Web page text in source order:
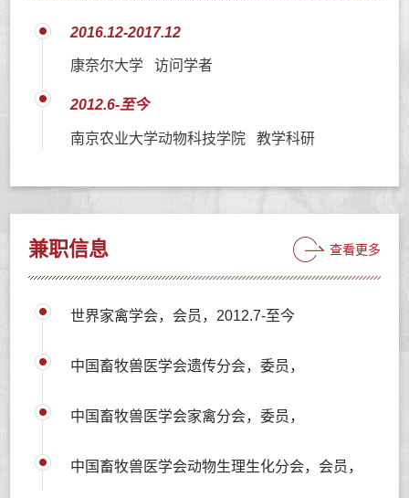
2016.12-2017.12
康奈尔大学 访问学者
2012.6-至今
南京农业大学动物科技学院 教学科研
兼职信息 查看更多
世界家禽学会，会员，2012.7-至今
中国畜牧兽医学会遗传分会，委员，
中国畜牧兽医学会家禽分会，委员，
中国畜牧兽医学会动物生理生化分会，会员，